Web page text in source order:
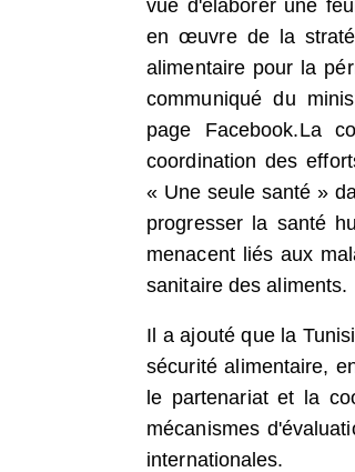
vue d'élaborer une
en œuvre de la
alimentaire pour la
communiqué du
page Facebook.La
coordination des
« Une seule santé »
progresser la santé
menacent liés aux
sanitaire des aliments.
Il a ajouté que la
sécurité alimentaire,
le partenariat et la
mécanismes
internationales.